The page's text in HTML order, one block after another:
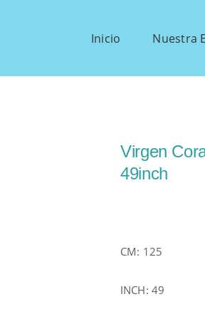
Inicio Nuestra
Virgen
49inch
CM: 125
INCH: 49